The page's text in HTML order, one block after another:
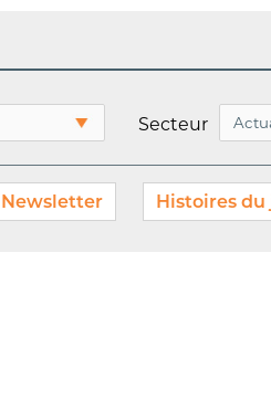
Secteur
Newsletter Histoires du